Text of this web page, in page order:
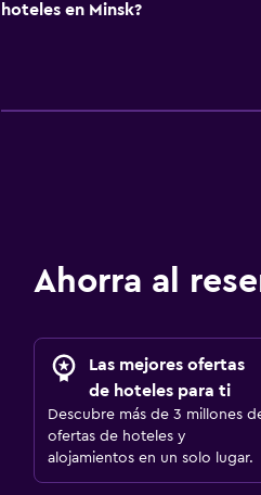
hoteles en Minsk?
Ahorra al
Las mejores ofertas
de hoteles para ti
Descubre más de 3 millones
ofertas de hoteles y
alojamientos en un solo lugar.